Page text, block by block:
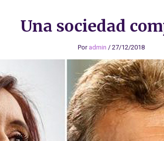
Una sociedad
Por admin / 27/12/2018